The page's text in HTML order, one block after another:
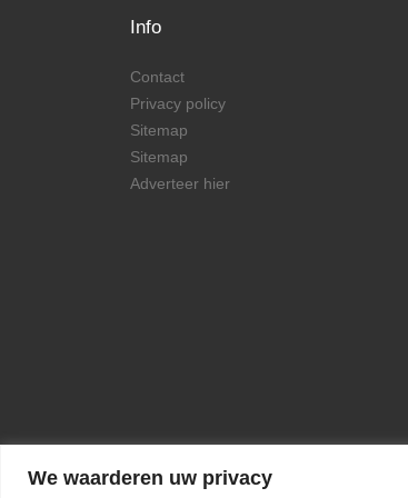
We waarderen uw privacy
Info
Contact
Privacy policy
Sitemap
Sitemap
Adverteer hier